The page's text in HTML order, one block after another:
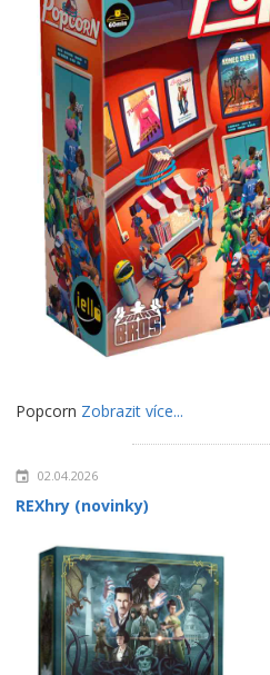
Popcorn Zobrazit více...
02.04.2026
REXhry (novinky)